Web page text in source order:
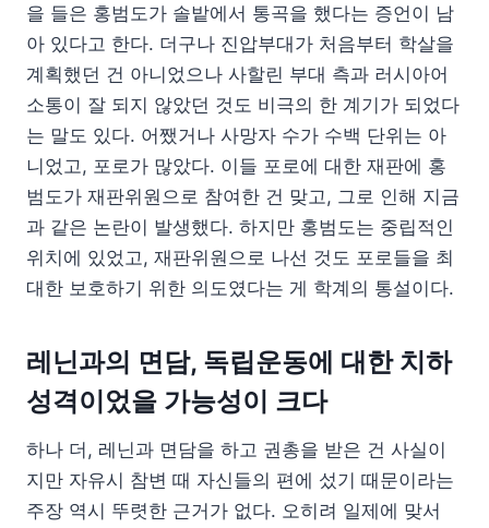
을 들은 홍범도가 솔밭에서 통곡을 했다는 증언이 남
아 있다고 한다. 더구나 진압부대가 처음부터 학살을
계획했던 건 아니었으나 사할린 부대 측과 러시아어
소통이 잘 되지 않았던 것도 비극의 한 계기가 되었다
는 말도 있다. 어쨌거나 사망자 수가 수백 단위는 아
니었고, 포로가 많았다. 이들 포로에 대한 재판에 홍
범도가 재판위원으로 참여한 건 맞고, 그로 인해 지금
과 같은 논란이 발생했다. 하지만 홍범도는 중립적인
위치에 있었고, 재판위원으로 나선 것도 포로들을 최
대한 보호하기 위한 의도였다는 게 학계의 통설이다.
레닌과의 면담, 독립운동에 대한 치하
성격이었을 가능성이 크다
하나 더, 레닌과 면담을 하고 권총을 받은 건 사실이
지만 자유시 참변 때 자신들의 편에 섰기 때문이라는
주장 역시 뚜렷한 근거가 없다. 오히려 일제에 맞서